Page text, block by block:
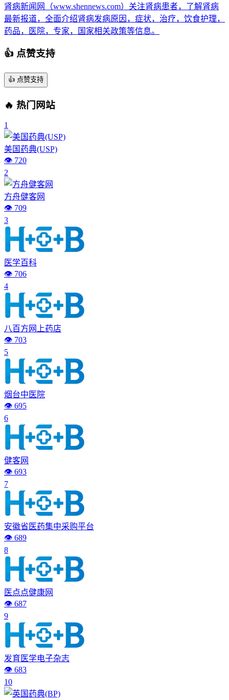
肾病新闻网（www.shennews.com）关注肾病患者，了解肾病
最新报道，全面介绍肾病发病原因，症状，治疗，饮食护理，
药品，医院，专家，国家相关政策等信息。
👍 点赞支持
👍 点赞支持
🔥 热门网站
1
美国药典(USP)
👁️ 720
2
方舟健客网
👁️ 709
3
医学百科
👁️ 706
4
八百方网上药店
👁️ 703
5
烟台中医院
👁️ 695
6
健客网
👁️ 693
7
安徽省医药集中采购平台
👁️ 689
8
医点点健康网
👁️ 687
9
发育医学电子杂志
👁️ 683
10